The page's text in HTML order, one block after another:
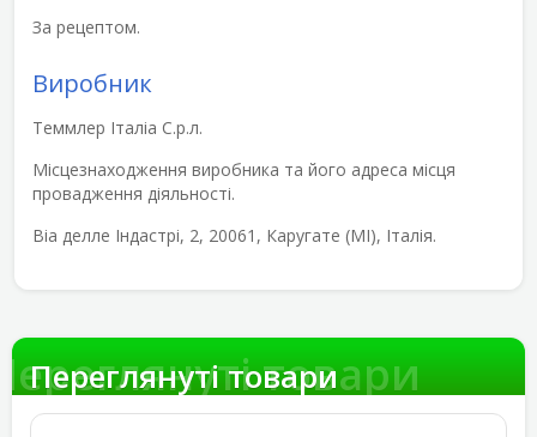
За рецептом.
Виробник
Теммлер Італіа С.р.л.
Місцезнаходження виробника та його адреса місця
провадження діяльності.
Віа делле Індастрі, 2, 20061, Каругате (МІ), Італія.
товари
Переглянуті товари